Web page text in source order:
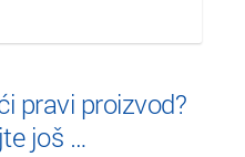
pravi proizvod?
još …